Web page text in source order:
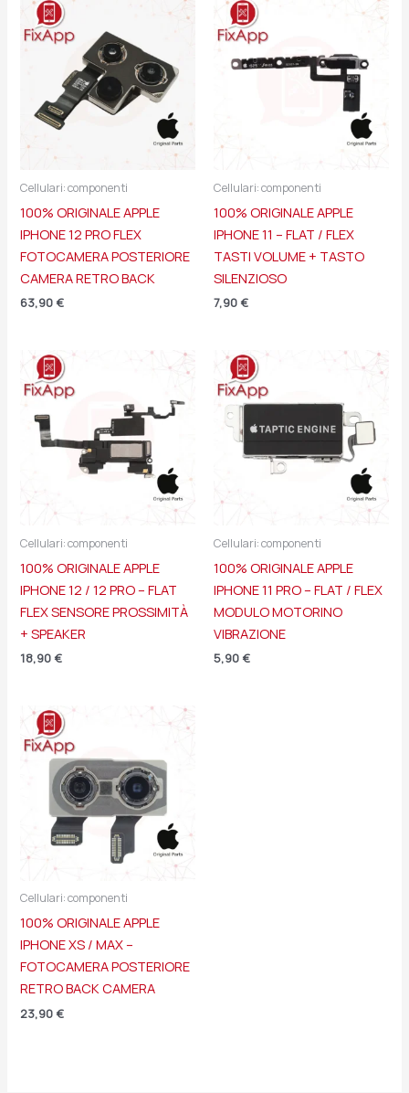
Cellulari: componenti
100% ORIGINALE APPLE
IPHONE 12 PRO FLEX
FOTOCAMERA POSTERIORE
CAMERA RETRO BACK
63,90 €
Cellulari: componenti
100% ORIGINALE APPLE
IPHONE 11 – FLAT / FLEX
TASTI VOLUME + TASTO
SILENZIOSO
7,90 €
Cellulari: componenti
100% ORIGINALE APPLE
IPHONE 12 / 12 PRO – FLAT
FLEX SENSORE PROSSIMITÀ
+ SPEAKER
18,90 €
Cellulari: componenti
100% ORIGINALE APPLE
IPHONE 11 PRO – FLAT / FLEX
MODULO MOTORINO
VIBRAZIONE
5,90 €
Cellulari: componenti
100% ORIGINALE APPLE
IPHONE XS / MAX –
FOTOCAMERA POSTERIORE
RETRO BACK CAMERA
23,90 €